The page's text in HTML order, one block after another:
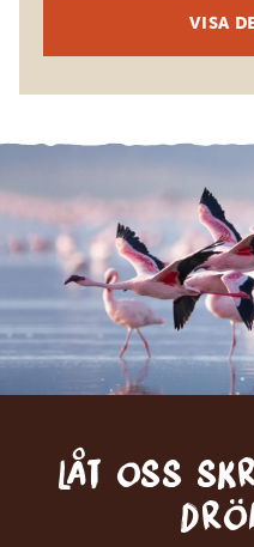
VISA
Låt oss